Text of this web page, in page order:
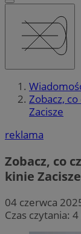
Zobacz,
Zacisze
reklama
Zobacz, co
kinie Zacisze
04 czerwca
Czas czytania: